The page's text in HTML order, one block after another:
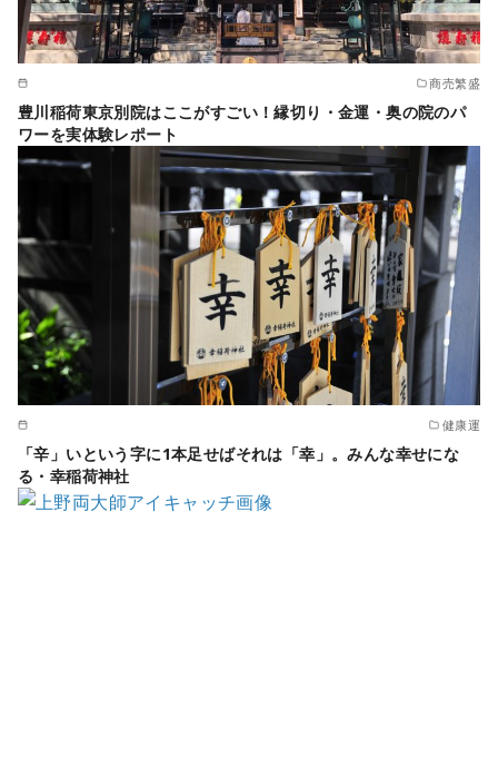
商売繁盛
豊川稲荷東京別院はここがすごい！縁切り・金運・奥の院のパ
ワーを実体験レポート
健康運
「辛」いという字に1本足せばそれは「幸」。みんな幸せにな
る・幸稲荷神社